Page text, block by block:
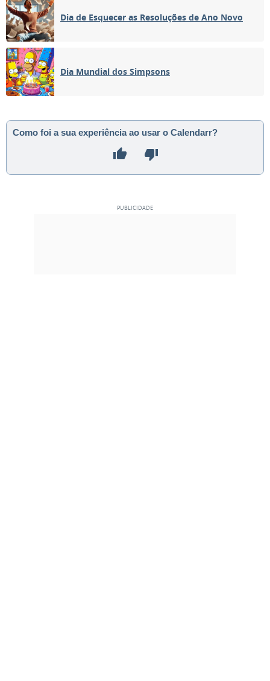
Dia de Esquecer as Resoluções de Ano Novo
Dia Mundial dos Simpsons
Como foi a sua experiência ao usar o Calendarr?